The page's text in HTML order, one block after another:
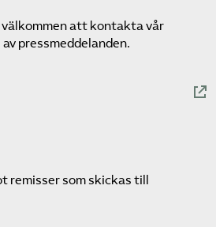
välkommen att kontakta vår
pressmeddelanden.
remisser som skickas till